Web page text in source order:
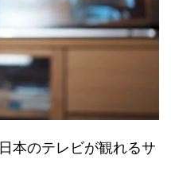
本のテレビが観れるサ